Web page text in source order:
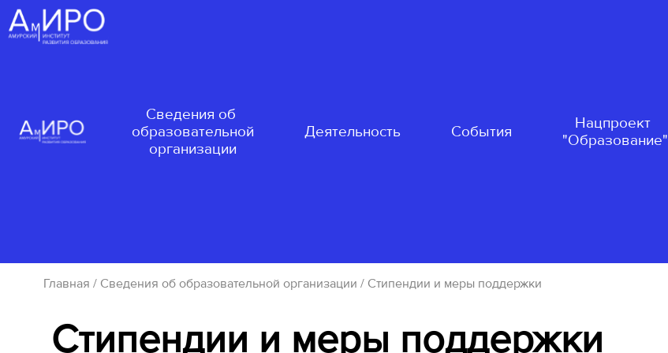
Сведения об
образовательной
организации
Деятельность События
Нацпроект
"Образование"
Главная / Сведения об образовательной организации / Стипендии и меры поддержки
Стипендии и меры поддержки